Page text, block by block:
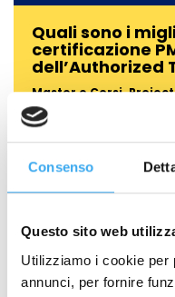
Consenso
Questo sito web
Utilizziamo i cookie per
annunci, per fornire
Quali sono i
certificazione
dell’Authorized
Master e Corsi,
Ottenere la certificazione
(PMP)® è uno step
*